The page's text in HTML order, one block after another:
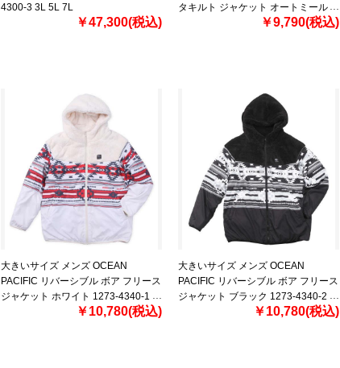
4300-3 3L 5L 7L
￥47,300(税込)
タキルト ジャケット オートミール
1273-4621-1 3L 4L 5L 6L 8L
￥9,790(税込)
大きいサイズ メンズ OCEAN
PACIFIC リバーシブル ボア フリース
ジャケット ホワイト 1273-4340-1
￥10,780(税込)
大きいサイズ メンズ OCEAN
PACIFIC リバーシブル ボア フリース
ジャケット ブラック 1273-4340-2
￥10,780(税込)